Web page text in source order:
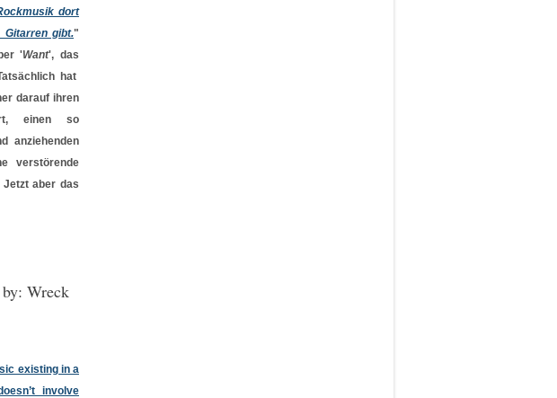
dort
Gitarren gibt."
'Want', das
hat
darauf ihren
einen so
anziehenden
verstörende
aber das
Wreck
existing in a
involve